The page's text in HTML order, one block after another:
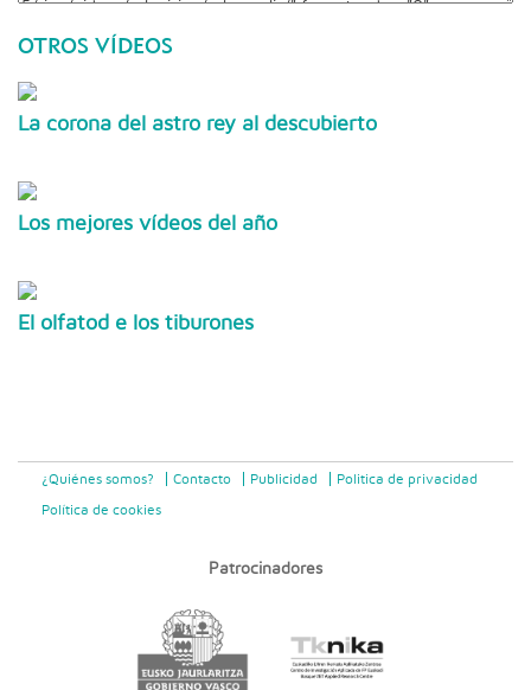
OTROS VÍDEOS
La corona del astro rey al descubierto
Los mejores vídeos del año
El olfatod e los tiburones
¿Quiénes somos? Contacto Publicidad Politica de privacidad
Política de cookies
Patrocinadores